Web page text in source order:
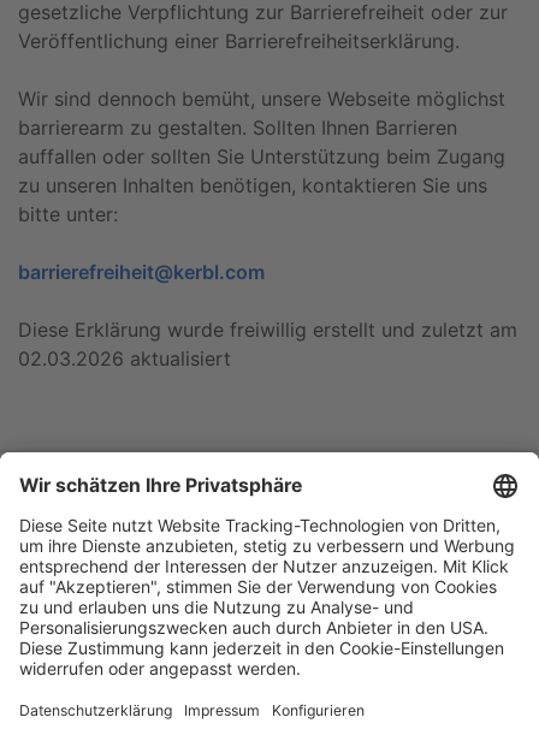
gesetzliche Verpflichtung zur Barrierefreiheit oder zur
Veröffentlichung einer Barrierefreiheitserklärung.
Wir sind dennoch bemüht, unsere Webseite möglichst
barrierearm zu gestalten. Sollten Ihnen Barrieren
auffallen oder sollten Sie Unterstützung beim Zugang
zu unseren Inhalten benötigen, kontaktieren Sie uns
bitte unter:
barrierefreiheit@kerbl.com
Diese Erklärung wurde freiwillig erstellt und zuletzt am
02.03.2026 aktualisiert
Blätterkatalog
Unternehmen
AGB
Messe
Garantie
Impressum
Datenschutz
Barrierefreiheitserklärung
Cookie-Einstellungen
Aesculap Schermaschinen